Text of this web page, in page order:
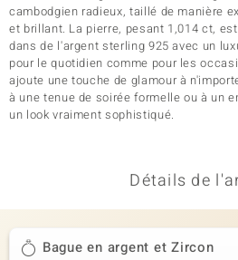
cambodgien radieux, taillé de manière
et brillant. La pierre, pesant 1,014 ct,
dans de l'argent sterling 925 avec un
pour le quotidien comme pour les
ajoute une touche de glamour à
à une tenue de soirée formelle ou à un
un look vraiment sophistiqué.
Détails de
Bague en argent et Zircon